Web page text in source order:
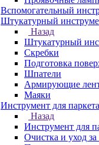
Вспомогательный
Штукатурный
Назад
Штукатурный
Скребки
Подготовка
Шпатели
Армирующие
Маяки
Инструмент для паркета
Назад
Инструмент для
Очистка и уход